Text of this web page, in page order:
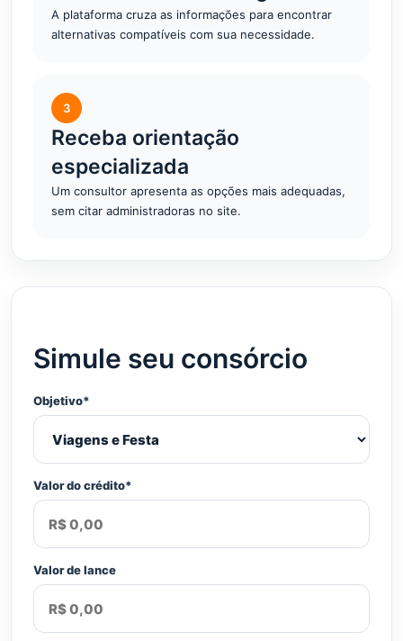
A plataforma cruza as informações para encontrar
alternativas compatíveis com sua necessidade.
3
Receba orientação
especializada
Um consultor apresenta as opções mais adequadas,
sem citar administradoras no site.
Simule seu consórcio
Objetivo*
Valor do crédito*
Valor de lance